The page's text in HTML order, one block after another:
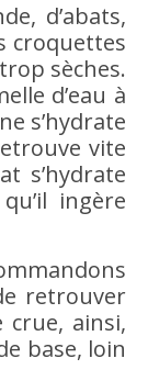
d’abats,
croquettes
sèches.
d’eau à
s’hydrate
vite
s’hydrate
ingère
retrouver
crue, ainsi,
base, loin